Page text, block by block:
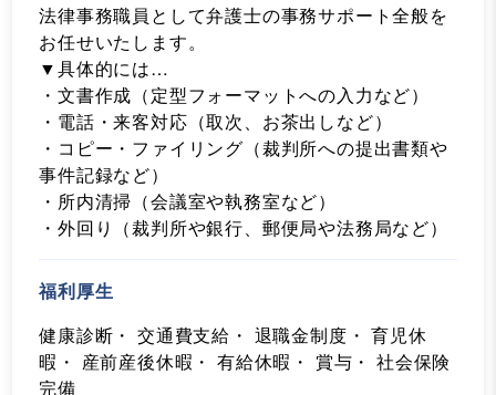
法律事務職員として弁護士の事務サポート全般を
お任せいたします。
▼具体的には…
・文書作成（定型フォーマットへの入力など）
・電話・来客対応（取次、お茶出しなど）
・コピー・ファイリング（裁判所への提出書類や
事件記録など）
・所内清掃（会議室や執務室など）
・外回り（裁判所や銀行、郵便局や法務局など）
福利厚生
健康診断・ 交通費支給・ 退職金制度・ 育児休
暇・ 産前産後休暇・ 有給休暇・ 賞与・ 社会保険
完備